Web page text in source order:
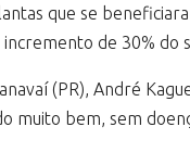
que se
de 30% do
(PR), André
muito bem, sem